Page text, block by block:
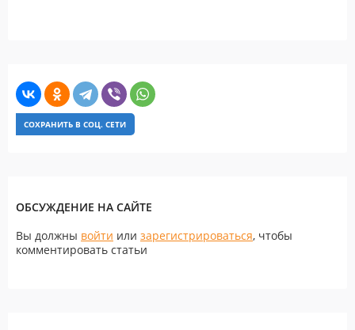
СОХРАНИТЬ В СОЦ. СЕТИ
ОБСУЖДЕНИЕ НА САЙТЕ
Вы должны войти или зарегистрироваться, чтобы
комментировать статьи